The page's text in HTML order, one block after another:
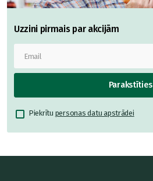
Uzzini pirmais par akcijām
Parakstīties
Piekrītu personas datu apstrādei